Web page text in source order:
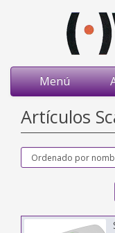
Menú
Artículos